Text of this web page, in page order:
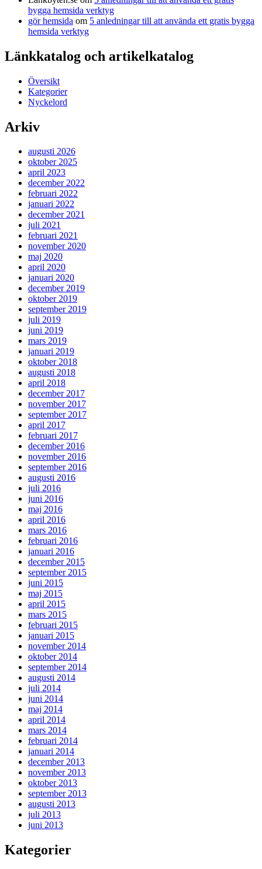
bygga hemsida verktyg
gör hemsida om 5 anledningar till att använda ett gratis bygga
hemsida verktyg
Länkkatalog och artikelkatalog
Översikt
Kategorier
Nyckelord
Arkiv
augusti 2026
oktober 2025
april 2023
december 2022
februari 2022
januari 2022
december 2021
juli 2021
februari 2021
november 2020
maj 2020
april 2020
januari 2020
december 2019
oktober 2019
september 2019
juli 2019
juni 2019
mars 2019
januari 2019
oktober 2018
augusti 2018
april 2018
december 2017
november 2017
september 2017
april 2017
februari 2017
december 2016
november 2016
september 2016
augusti 2016
juli 2016
juni 2016
maj 2016
april 2016
mars 2016
februari 2016
januari 2016
december 2015
september 2015
juni 2015
maj 2015
april 2015
mars 2015
februari 2015
januari 2015
november 2014
oktober 2014
september 2014
augusti 2014
juli 2014
juni 2014
maj 2014
april 2014
mars 2014
februari 2014
januari 2014
december 2013
november 2013
oktober 2013
september 2013
augusti 2013
juli 2013
juni 2013
Kategorier